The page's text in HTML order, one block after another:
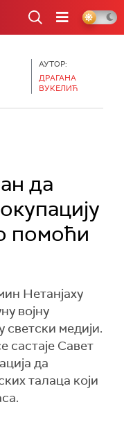
АУТОР:
ДРАГАНА
ВУКЕЛИЋ
да
помоћи
Нетанјаху
војну
светски медији.
састаје Савет
да
талаца који